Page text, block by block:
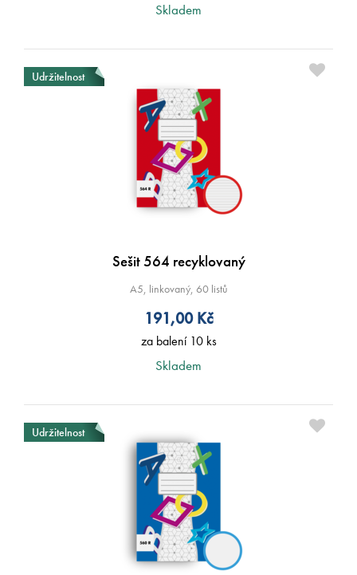
Skladem
Udržitelnost
Sešit 564 recyklovaný
A5, linkovaný, 60 listů
191,00Kč
za balení 10 ks
Skladem
Udržitelnost